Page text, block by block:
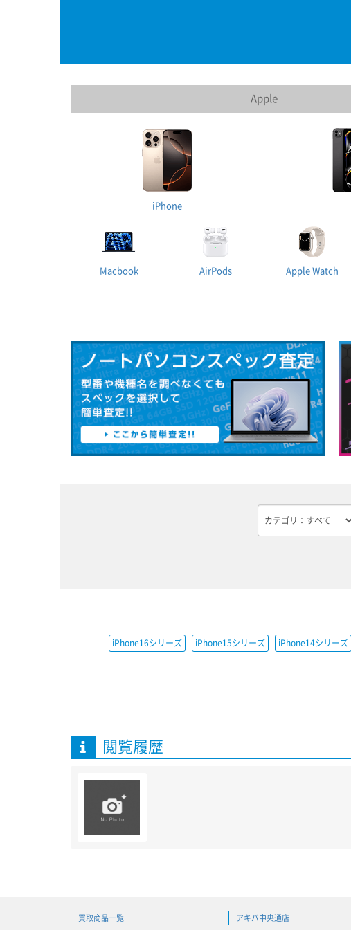
Apple
iPhone
Macbook AirPods Apple Watch
iPhone16シリーズ iPhone15シリーズ iPhone14シリーズ
閲覧履歴
買取商品一覧 アキバ中央通店